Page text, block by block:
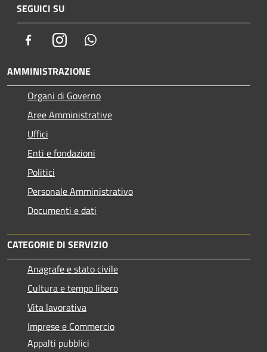
SEGUICI SU
FacebookInstagram
AMMINISTRAZIONE
Organi di Governo
Aree Amministrative
Uffici
Enti e fondazioni
Politici
Personale Amministrativo
Documenti e dati
CATEGORIE DI SERVIZIO
Anagrafe e stato civile
Cultura e tempo libero
Vita lavorativa
Imprese e Commercio
Appalti pubblici